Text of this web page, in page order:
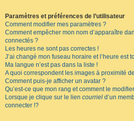
Paramètres et préférences de l’utilisateur
Comment modifier mes paramètres ?
Comment empêcher mon nom d’apparaître
connectés ?
Les heures ne sont pas correctes !
J’ai changé mon fuseau horaire et l’heure est
Ma langue n’est pas dans la liste !
A quoi correspondent les images à proximité
Comment puis-je afficher un avatar ?
Qu’est-ce que mon rang et comment le
Lorsque je clique sur le lien courriel d’un
connecter !?